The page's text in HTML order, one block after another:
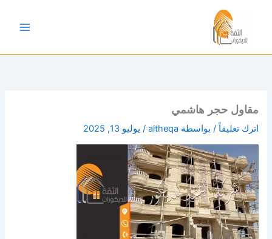
المحتوى
مقاول حجر هاشمي
اترك تعليقاً / بواسطة altheqa
/ يوليو 13, 2025